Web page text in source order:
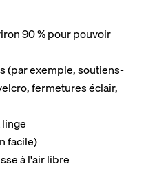
90 % pour pouvoir
(par exemple, soutiens-
fermetures éclair,
facile)
à l'air libre